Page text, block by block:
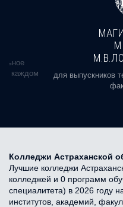
в каждом
для выпускников
Колледжи Астраханской
Лучшие колледжи
колледжей и 0 программ
специалитета) в 2026 году
институтов, академий,